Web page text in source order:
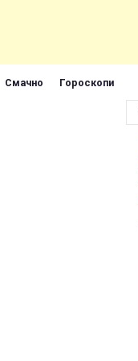
Смачно Гороскопи